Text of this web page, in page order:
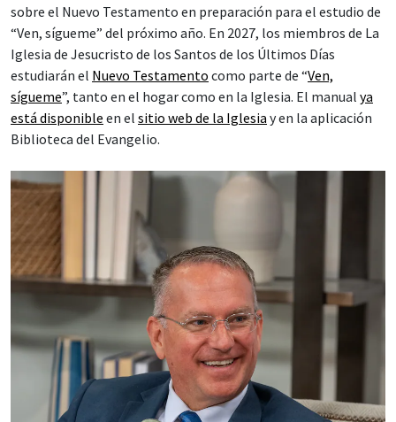
sobre el Nuevo Testamento en preparación para el estudio de
“Ven, sígueme” del próximo año. En 2027, los miembros de La
Iglesia de Jesucristo de los Santos de los Últimos Días
estudiarán el Nuevo Testamento como parte de “Ven,
sígueme”, tanto en el hogar como en la Iglesia. El manual ya
está disponible en el sitio web de la Iglesia y en la aplicación
Biblioteca del Evangelio.